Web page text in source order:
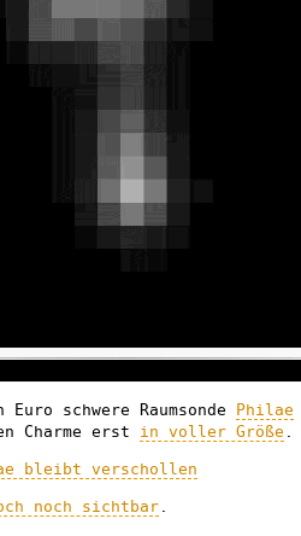
schwere Raumsonde Philae
Charme erst in voller Größe
bleibt verschollen
noch sichtbar.